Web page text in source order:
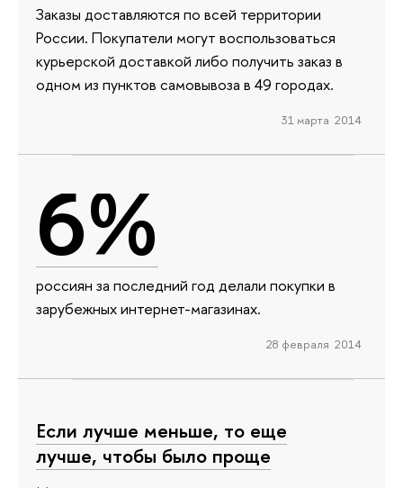
Заказы доставляются по всей территории
России. Покупатели могут воспользоваться
курьерской доставкой либо получить заказ в
одном из пунктов самовывоза в 49 городах.
31 марта 2014
6%
россиян за последний год делали покупки в
зарубежных интернет-магазинах.
28 февраля 2014
Если лучше меньше, то еще
лучше, чтобы было проще